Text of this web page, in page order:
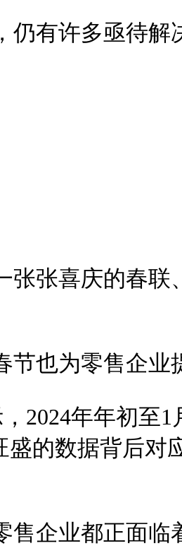
有许多亟待解
张张喜庆的春
也为零售企业
2024年年初至1
的数据背后
企业都正面